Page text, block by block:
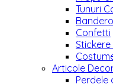
Tunuri
Confetti
Stickere
Articole
Perdele